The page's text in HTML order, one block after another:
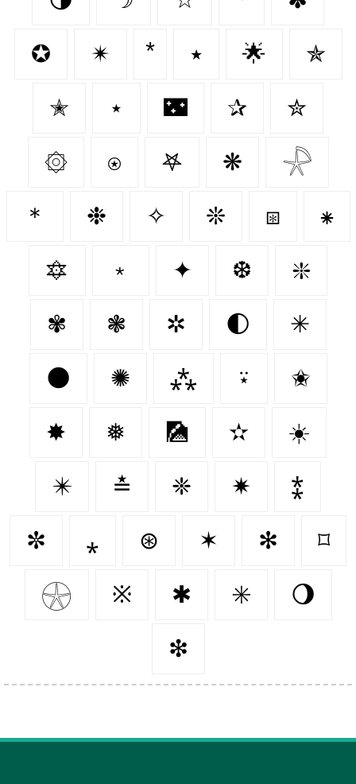
✪ ✴ ٭ 🌟 ✯
✭ ⋆ 🌃 ✰ ✮
۞ ⍟ 𖤐 ❋ 𓇻
＊ ❉ ✧ ❊ ⧆ ⁕
🔯 ﹡ ✦ ❆ ❇️
✾ ❃ ✲ 🌓 ✳
🌑 ✺ ⁂ ⍣ ✬
✸ ❅ 🎑 ✫ ☀️
✴️ ≛ ❈ ✷ ⁑
✼ ⁎ ⊛ ✶ ✻ ⌑
𓇽 ※ ✱ ✳️ 🌖
❇